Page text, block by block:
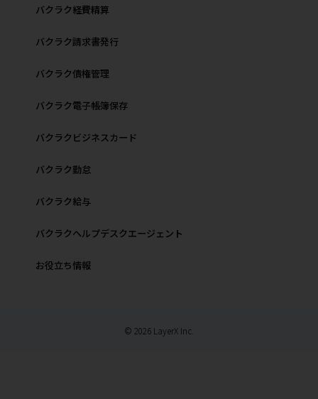
バクラク経費精算
バクラク請求書発行
バクラク債権管理
バクラク電子帳簿保存
バクラクビジネスカード
バクラク勤怠
バクラク給与
バクラクヘルプデスクエージェント
お役立ち情報
© 2026 LayerX Inc.